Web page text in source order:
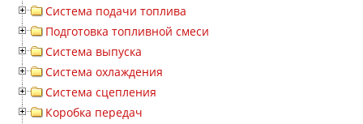
Система подачи топлива
Подготовка топливной смеси
Система выпуска
Система охлаждения
Система сцепления
Коробка передач